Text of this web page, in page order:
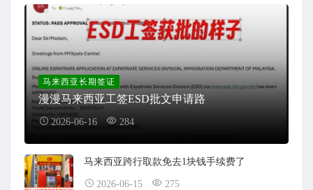
马来西亚长期签证
漫漫马来西亚工签ESD批文申请路
2026-06-16 284
马来西亚跨行取款免去1块钱手续费了
2026-06-15 275